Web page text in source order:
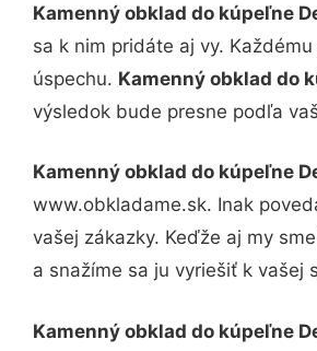
Kamenný obklad do kúpeľne
sa k nim pridáte aj vy.
úspechu. Kamenný obklad do
výsledok bude presne podľa
Kamenný obklad do kúpeľne
www.obkladame.sk. Inak
vašej zákazky. Keďže aj my
a snažíme sa ju vyriešiť k vašej
Kamenný obklad do kúpeľne